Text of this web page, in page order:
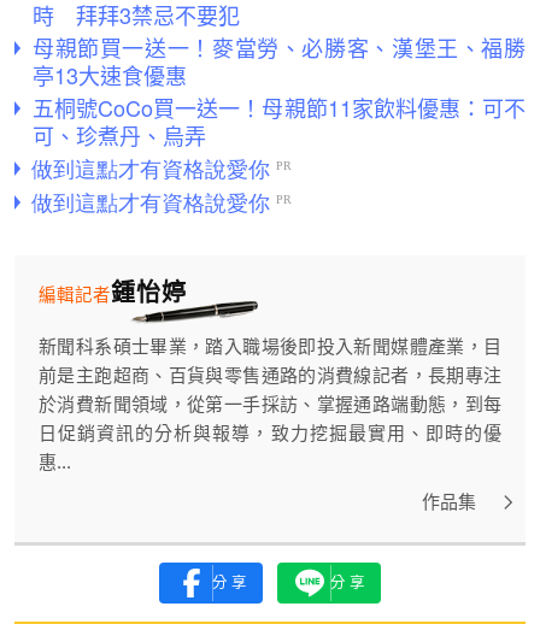
時 拜拜3禁忌不要犯
母親節買一送一！麥當勞、必勝客、漢堡王、福勝
亭13大速食優惠
五桐號CoCo買一送一！母親節11家飲料優惠：可不
可、珍煮丹、烏弄
鍾怡婷
編輯記者
新聞科系碩士畢業，踏入職場後即投入新聞媒體產業，目
前是主跑超商、百貨與零售通路的消費線記者，長期專注
於消費新聞領域，從第一手採訪、掌握通路端動態，到每
日促銷資訊的分析與報導，致力挖掘最實用、即時的優
惠...
作品集
分享 分享